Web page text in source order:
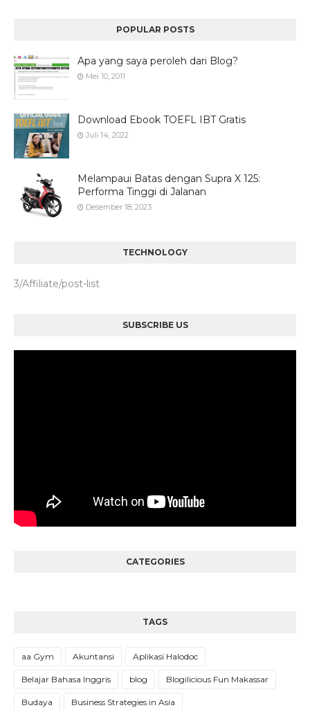
POPULAR POSTS
Apa yang saya peroleh dari Blog?
Mei 10, 2011
Download Ebook TOEFL IBT Gratis
Juli 14, 2022
Melampaui Batas dengan Supra X 125:
Performa Tinggi di Jalanan
Desember 18, 2023
TECHNOLOGY
3/Affiliate/post-list
SUBSCRIBE US
CATEGORIES
TAGS
aa Gym Akuntansi Aplikasi Halodoc
Belajar Bahasa Inggris blog Blogilicious Fun Makassar
Budaya Business Strategies in Asia